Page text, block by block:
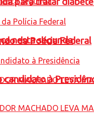
nesta segunda
da Polícia Federal
candidato à